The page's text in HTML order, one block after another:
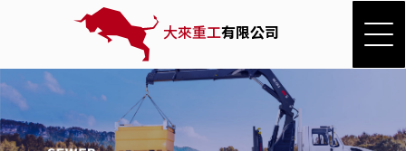
大來重工有限公司